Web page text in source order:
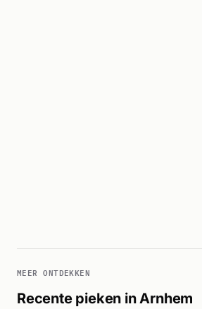
MEER ONTDEKKEN
Recente pieken in Arnhem